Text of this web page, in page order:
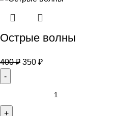
Острые волны
400₽ 350 ₽